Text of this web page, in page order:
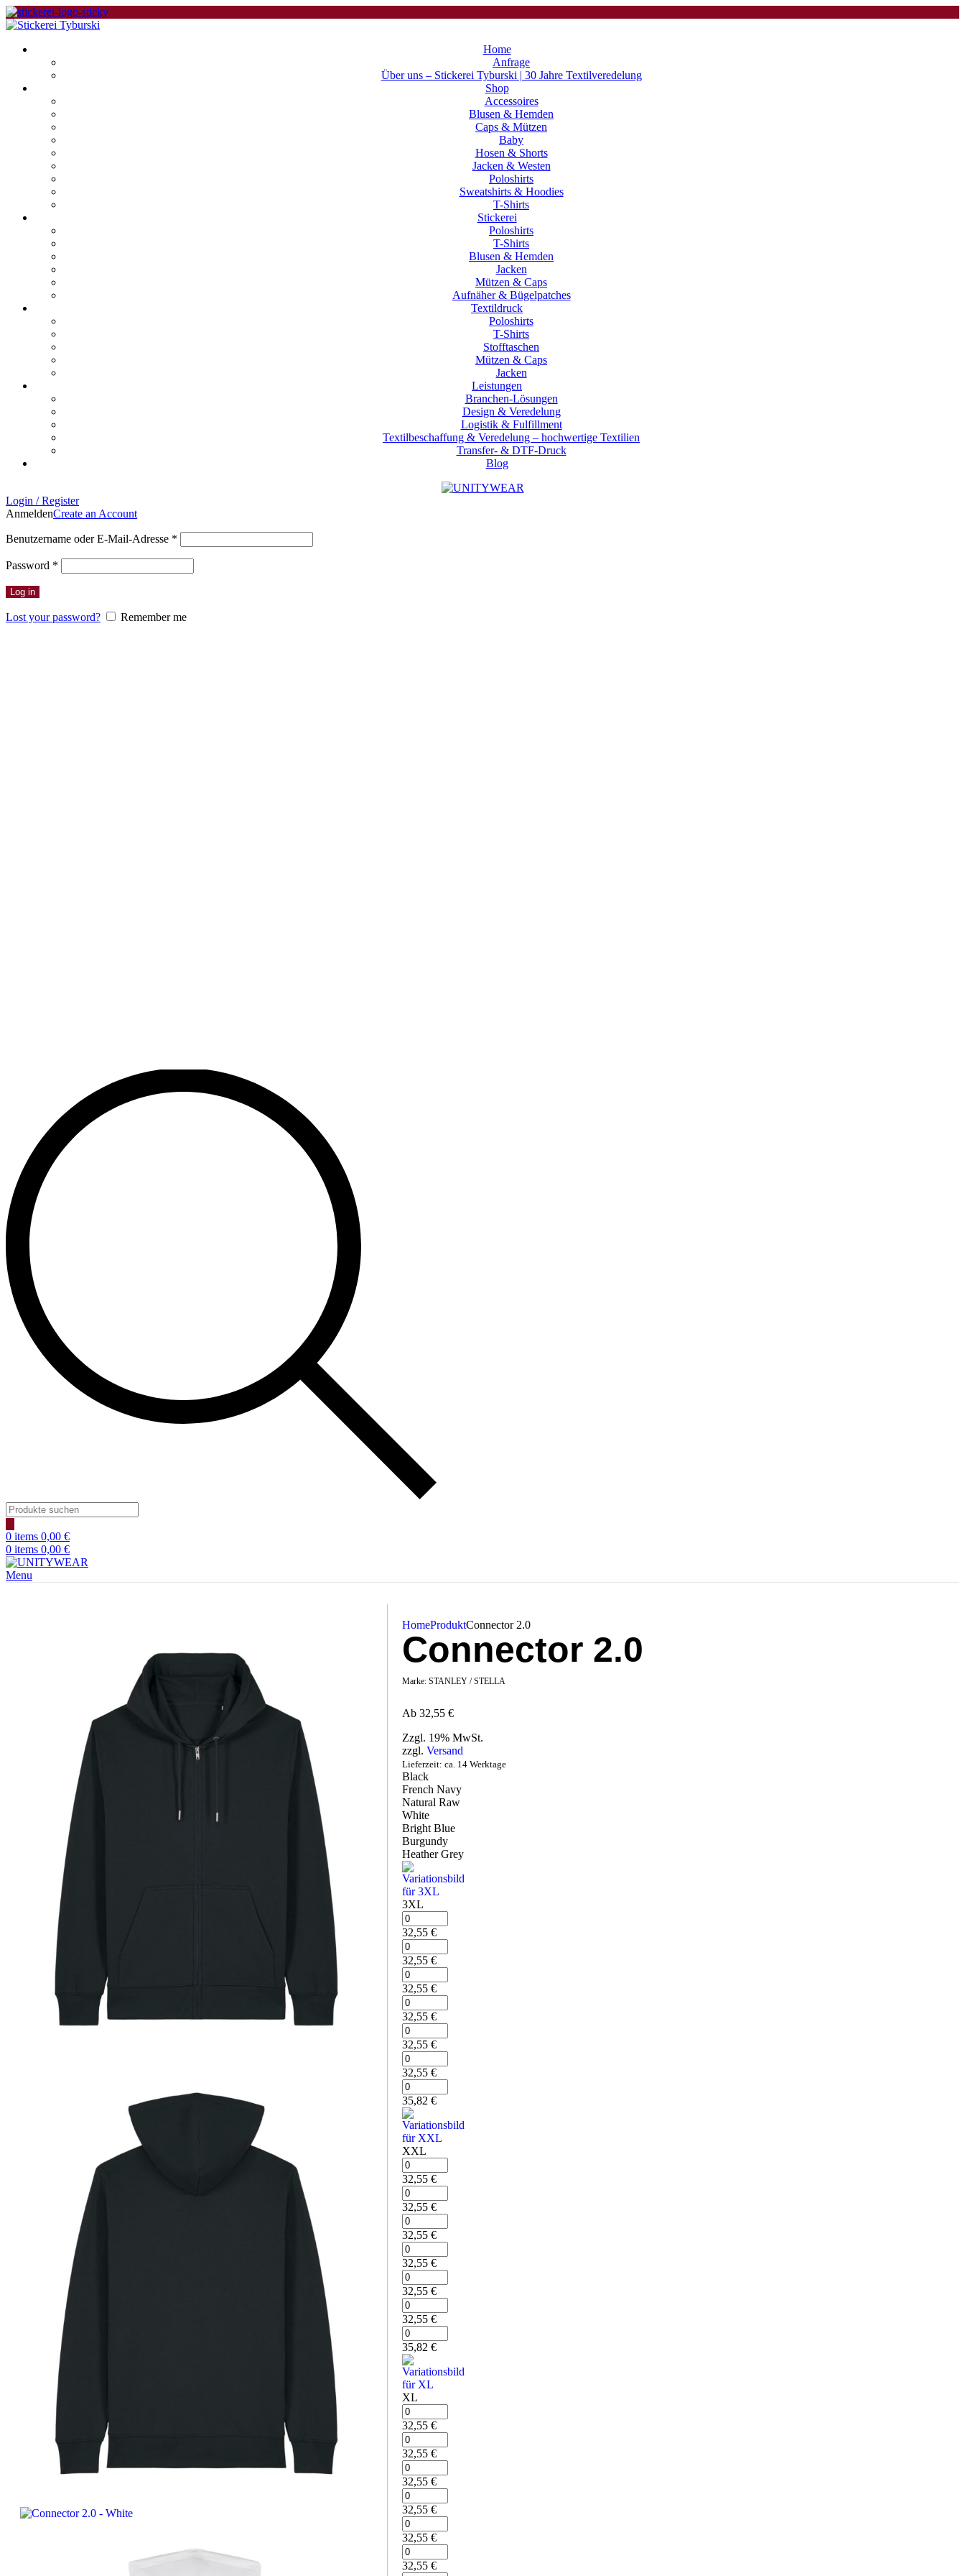
Home
Anfrage
Über uns – Stickerei Tyburski | 30 Jahre Textilveredelung
Shop
Accessoires
Blusen & Hemden
Caps & Mützen
Baby
Hosen & Shorts
Jacken & Westen
Poloshirts
Sweatshirts & Hoodies
T-Shirts
Stickerei
Poloshirts
T-Shirts
Blusen & Hemden
Jacken
Mützen & Caps
Aufnäher & Bügelpatches
Textildruck
Poloshirts
T-Shirts
Stofftaschen
Mützen & Caps
Jacken
Leistungen
Branchen-Lösungen
Design & Veredelung
Logistik & Fulfillment
Textilbeschaffung & Veredelung – hochwertige Textilien
Transfer- & DTF-Druck
Blog
Login / Register
AnmeldenCreate an Account
Benutzername oder E-Mail-Adresse *
Password *
Log in
Lost your password? Remember me
0 items 0,00 €
0 items 0,00 €
Menu
HomeProduktConnector 2.0
Connector 2.0
Marke:STANLEY / STELLA
Ab 32,55€
Zzgl. 19% MwSt.
zzgl.Versand
Lieferzeit: ca. 14 Werktage
Black
French Navy
Natural Raw
White
Bright Blue
Burgundy
Heather Grey
3XL
32,55€
32,55€
32,55€
32,55€
32,55€
32,55€
35,82€
XXL
32,55€
32,55€
32,55€
32,55€
32,55€
32,55€
35,82€
XL
32,55€
32,55€
32,55€
32,55€
32,55€
32,55€